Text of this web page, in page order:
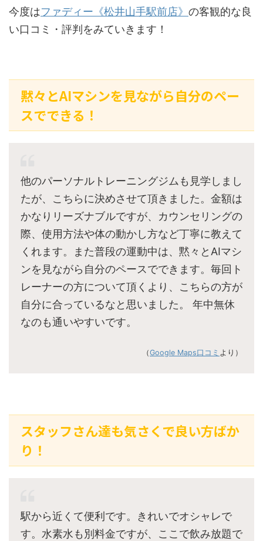
今度はファディー《松井山手駅前店》 の客観的な良
い口コミ・評判をみていきます！
黙々とAIマシンを見ながら自分のペー
スでできる！
他のパーソナルトレーニングジムも見学しまし
たが、こちらに決めさせて頂きました。金額は
かなりリーズナブルですが、カウンセリングの
際、使用方法や体の動かし方など丁寧に教えて
くれます。また普段の運動中は、黙々とAIマシ
ンを見ながら自分のペースでできます。毎回ト
レーナーの方について頂くより、こちらの方が
自分に合っているなと思いました。 年中無休
なのも通いやすいです。
（Google Maps口コミ より）
スタッフさん達も気さくで良い方ばか
り！
駅から近くて便利です。きれいでオシャレで
す。水素水も別料金ですが、ここで飲み放題で